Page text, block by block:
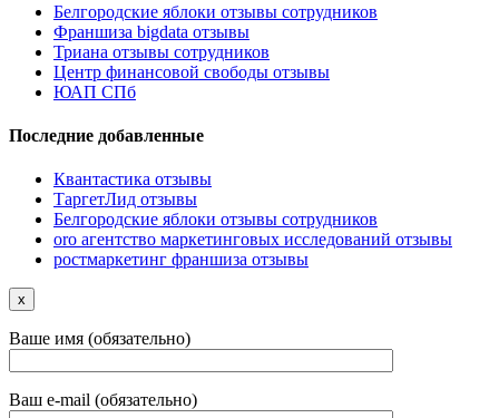
Белгородские яблоки отзывы сотрудников
Франшиза bigdata отзывы
Триана отзывы сотрудников
Центр финансовой свободы отзывы
ЮАП СПб
Последние добавленные
Квантастика отзывы
ТаргетЛид отзывы
Белгородские яблоки отзывы сотрудников
oro агентство маркетинговых исследований отзывы
ростмаркетинг франшиза отзывы
x
Ваше имя (обязательно)
Ваш e-mail (обязательно)